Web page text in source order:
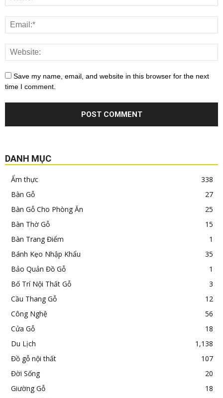
Save my name, email, and website in this browser for the next
time I comment.
DANH MỤC
Ẩm thực
338
Bàn Gỗ
27
Bàn Gỗ Cho Phòng Ăn
25
Bàn Thờ Gỗ
15
Bàn Trang Điểm
1
Bánh Kẹo Nhập Khẩu
35
Bảo Quản Đồ Gỗ
1
Bố Trí Nội Thất Gỗ
3
Cầu Thang Gỗ
12
Công Nghệ
56
Cửa Gỗ
18
Du Lịch
1,138
Đồ gỗ nội thất
107
Đời Sống
20
Giường Gỗ
18